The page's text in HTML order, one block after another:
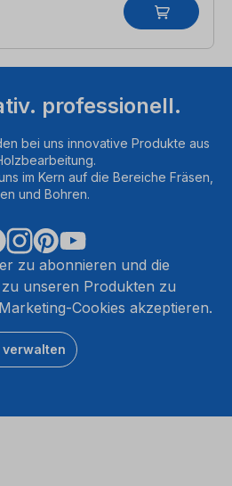
professionell.
bei uns innovative Produkte aus
im Kern auf die Bereiche Fräsen,
und Bohren.
zu abonnieren und die
unseren Produkten zu
Cookies akzeptieren.